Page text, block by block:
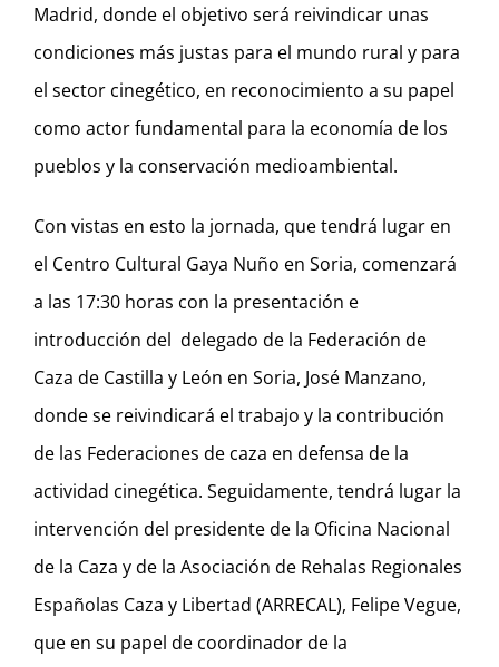
Madrid, donde el objetivo será reivindicar unas
condiciones más justas para el mundo rural y para
el sector cinegético, en reconocimiento a su papel
como actor fundamental para la economía de los
pueblos y la conservación medioambiental.
Con vistas en esto la jornada, que tendrá lugar en
el Centro Cultural Gaya Nuño en Soria, comenzará
a las 17:30 horas con la presentación e
introducción del delegado de la Federación de
Caza de Castilla y León en Soria, José Manzano,
donde se reivindicará el trabajo y la contribución
de las Federaciones de caza en defensa de la
actividad cinegética. Seguidamente, tendrá lugar la
intervención del presidente de la Oficina Nacional
de la Caza y de la Asociación de Rehalas Regionales
Españolas Caza y Libertad (ARRECAL), Felipe Vegue,
que en su papel de coordinador de la